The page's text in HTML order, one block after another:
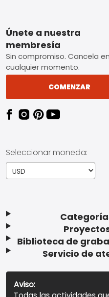
Footer
Biblioteca de
Servicio de
Únete a nuestra
membresía
Sin compromiso. Cancela en
cualquier momento.
COMENZAR
Seleccionar moneda:
Aviso: